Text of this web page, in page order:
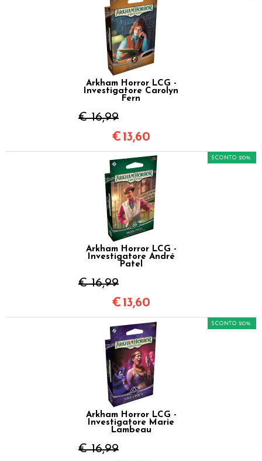
Arkham Horror LCG -
Investigatore Carolyn
Fern
€ 16,99
€ 13,60
Arkham Horror LCG -
Investigatore André
Patel
€ 16,99
SCONTO 20%
€ 13,60
Arkham Horror LCG -
Investigatore Marie
Lambeau
€ 16,99
SCONTO 20%